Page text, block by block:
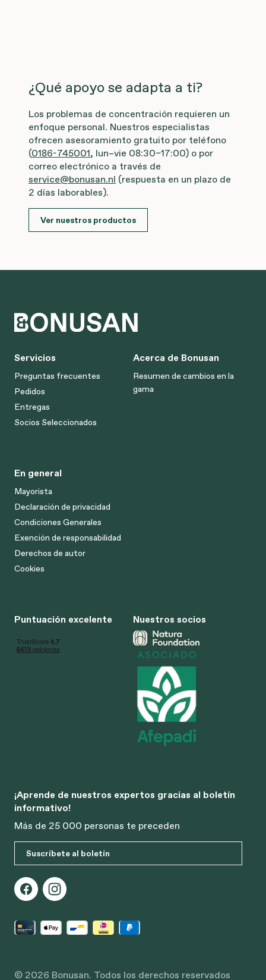
¿Qué apoyo se adapta a ti?
Los problemas de concentración requieren un
enfoque personal. Nuestros especialistas
ofrecen asesoramiento gratuito por teléfono
(0186-745001, lun–vie 08:30–17:00) o por
correo electrónico a través de
service@bonusan.nl (respuesta en un plazo de
2 días laborables).
Ver nuestros productos
Servicios
Preguntas frecuentes
Pedidos
Entregas
Socios Seleccionados
Acerca de Bonusan
Resumen de cambios en la
gama
En general
Mayorista
Declaración de privacidad
Condiciones Generales
Exención de responsabilidad
Derechos de autor
Cookies
Puntuación excelente Nuestros socios
¡Aprende de nuestros expertos gracias al boletín
informativo!
Más de 25 000 personas te preceden
Suscríbete al boletín
© 2026 Bonusan. Todos los derechos reservados